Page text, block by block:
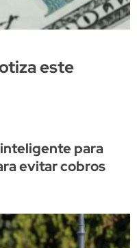
este
para
evitar cobros